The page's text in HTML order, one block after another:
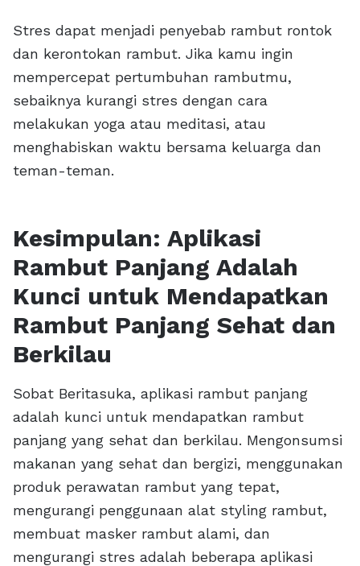
Stres dapat menjadi penyebab rambut rontok
dan kerontokan rambut. Jika kamu ingin
mempercepat pertumbuhan rambutmu,
sebaiknya kurangi stres dengan cara
melakukan yoga atau meditasi, atau
menghabiskan waktu bersama keluarga dan
teman-teman.
Kesimpulan: Aplikasi
Rambut Panjang Adalah
Kunci untuk Mendapatkan
Rambut Panjang Sehat dan
Berkilau
Sobat Beritasuka, aplikasi rambut panjang
adalah kunci untuk mendapatkan rambut
panjang yang sehat dan berkilau. Mengonsumsi
makanan yang sehat dan bergizi, menggunakan
produk perawatan rambut yang tepat,
mengurangi penggunaan alat styling rambut,
membuat masker rambut alami, dan
mengurangi stres adalah beberapa aplikasi